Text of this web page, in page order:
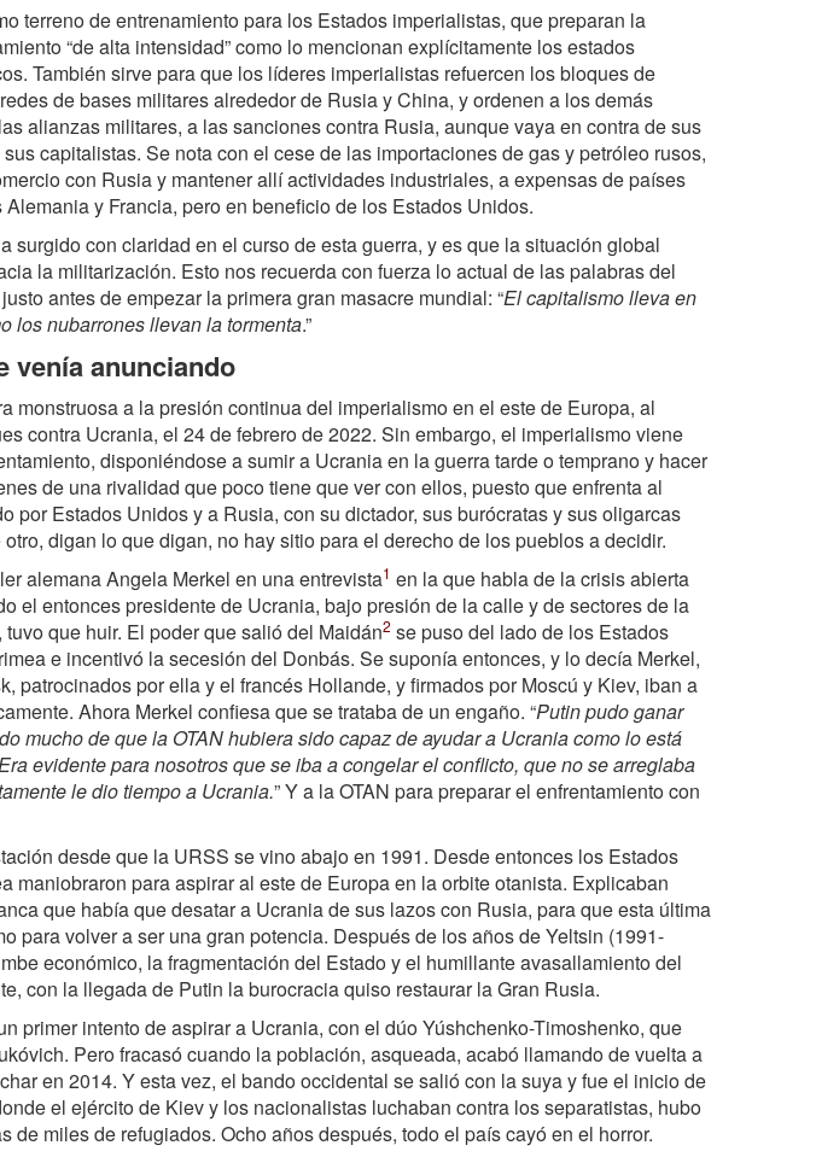
terreno de entrenamiento para los Estados imperialistas, que preparan la
“de alta intensidad” como lo mencionan explícitamente los estados
También sirve para que los líderes imperialistas refuercen los bloques de
de bases militares alrededor de Rusia y China, y ordenen a los demás
alianzas militares, a las sanciones contra Rusia, aunque vaya en contra de sus
capitalistas. Se nota con el cese de las importaciones de gas y petróleo rusos,
con Rusia y mantener allí actividades industriales, a expensas de países
y Francia, pero en beneficio de los Estados Unidos.
surgido con claridad en el curso de esta guerra, y es que la situación global
la militarización. Esto nos recuerda con fuerza lo actual de las palabras del
antes de empezar la primera gran masacre mundial: “El capitalismo lleva en
los nubarrones llevan la tormenta.”
venía anunciando
monstruosa a la presión continua del imperialismo en el este de Europa, al
contra Ucrania, el 24 de febrero de 2022. Sin embargo, el imperialismo viene
disponiéndose a sumir a Ucrania en la guerra tarde o temprano y hacer
de una rivalidad que poco tiene que ver con ellos, puesto que enfrenta al
por Estados Unidos y a Rusia, con su dictador, sus burócratas y sus oligarcas
digan lo que digan, no hay sitio para el derecho de los pueblos a decidir.
alemana Angela Merkel en una entrevista1 en la que habla de la crisis abierta
el entonces presidente de Ucrania, bajo presión de la calle y de sectores de la
que huir. El poder que salió del Maidán2 se puso del lado de los Estados
e incentivó la secesión del Donbás. Se suponía entonces, y lo decía Merkel,
patrocinados por ella y el francés Hollande, y firmados por Moscú y Kiev, iban a
Ahora Merkel confiesa que se trataba de un engaño. “Putin pudo ganar
mucho de que la OTAN hubiera sido capaz de ayudar a Ucrania como lo está
evidente para nosotros que se iba a congelar el conflicto, que no se arreglaba
le dio tiempo a Ucrania.” Y a la OTAN para preparar el enfrentamiento con
desde que la URSS se vino abajo en 1991. Desde entonces los Estados
maniobraron para aspirar al este de Europa en la orbite otanista. Explicaban
que había que desatar a Ucrania de sus lazos con Rusia, para que esta última
para volver a ser una gran potencia. Después de los años de Yeltsin (1991-
económico, la fragmentación del Estado y el humillante avasallamiento del
con la llegada de Putin la burocracia quiso restaurar la Gran Rusia.
primer intento de aspirar a Ucrania, con el dúo Yúshchenko-Timoshenko, que
Pero fracasó cuando la población, asqueada, acabó llamando de vuelta a
en 2014. Y esta vez, el bando occidental se salió con la suya y fue el inicio de
el ejército de Kiev y los nacionalistas luchaban contra los separatistas, hubo
de miles de refugiados. Ocho años después, todo el país cayó en el horror.